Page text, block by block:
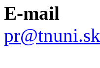
E-mail
pr@tnuni.sk